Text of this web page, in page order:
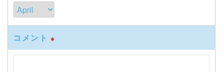
コメント ※